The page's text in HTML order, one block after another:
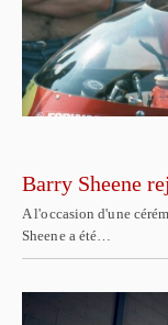
Barry Sheene
A l'occasion d'une
Sheene a été…